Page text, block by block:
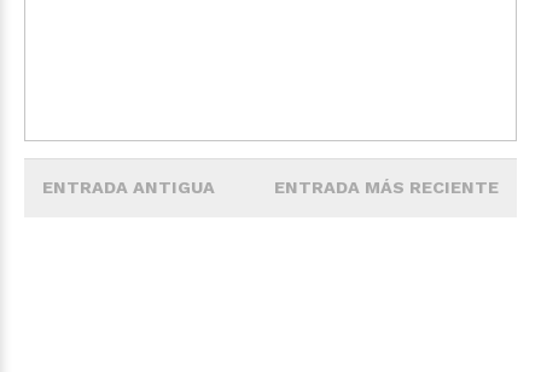
ENTRADA MÁS RECIENTE
ENTRADA ANTIGUA